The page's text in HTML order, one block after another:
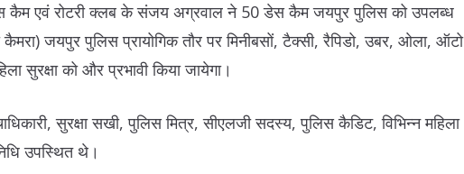
कैम एवं रोटरी क्लब के संजय अग्रवाल ने 50 डेस कैम जयपुर पुलिस को उपलब्ध
जयपुर पुलिस प्रायोगिक तौर पर मिनीबसों, टैक्सी, रैपिडो, उबर, ओला, ऑटो
सुरक्षा को और प्रभावी किया जायेगा।
सुरक्षा सखी, पुलिस मित्र, सीएलजी सदस्य, पुलिस कैडिट, विभिन्न महिला
उपस्थित थे।